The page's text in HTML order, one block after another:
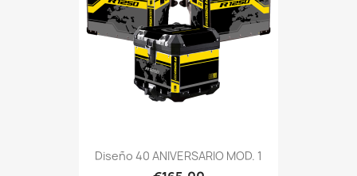
Diseño 40 ANIVERSARIO MOD. 1